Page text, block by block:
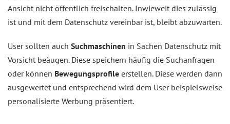
Ansicht nicht öffentlich freischalten. Inwieweit dies zulässig
ist und mit dem Datenschutz vereinbar ist, bleibt abzuwarten.
User sollten auch Suchmaschinen in Sachen Datenschutz mit
Vorsicht beäugen. Diese speichern häufig die Suchanfragen
oder können Bewegungsprofile erstellen. Diese werden dann
ausgewertet und entsprechend wird dem User beispielsweise
personalisierte Werbung präsentiert.